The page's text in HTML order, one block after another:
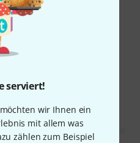
serviert!
wir Ihnen ein
mit allem was
zählen zum Beispiel
auch nicht.
"Originalsignal" und
MELDEN